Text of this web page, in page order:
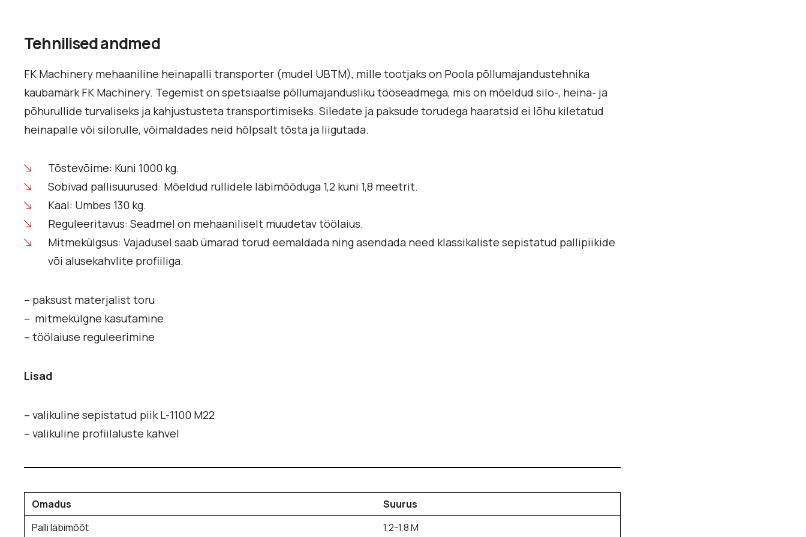
Tehnilised andmed
FK Machinery mehaaniline heinapalli transporter (mudel UBTM), mille tootjaks on Poola põllumajandustehnika
kaubamärk FK Machinery. Tegemist on spetsiaalse põllumajandusliku tööseadmega, mis on mõeldud silo-, heina- ja
põhurullide turvaliseks ja kahjustusteta transportimiseks. Siledate ja paksude torudega haaratsid ei lõhu kiletatud
heinapalle või silorulle, võimaldades neid hõlpsalt tõsta ja liigutada.
Tõstevõime: Kuni 1000 kg.
Sobivad pallisuurused: Mõeldud rullidele läbimõõduga 1,2 kuni 1,8 meetrit.
Kaal: Umbes 130 kg.
Reguleeritavus: Seadmel on mehaaniliselt muudetav töölaius.
Mitmekülgsus: Vajadusel saab ümarad torud eemaldada ning asendada need klassikaliste sepistatud pallipiikide
või alusekahvlite profiiliga.
– paksust materjalist toru
– mitmekülgne kasutamine
– töölaiuse reguleerimine
Lisad
– valikuline sepistatud piik L-1100 M22
– valikuline profiilaluste kahvel
Omadus
Suurus
Palli läbimõõt
1,2-1,8 M